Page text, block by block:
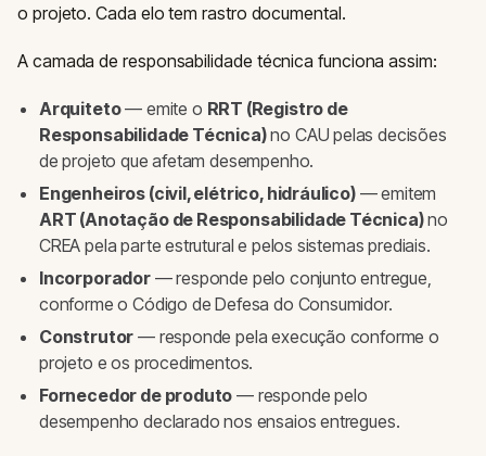
o projeto. Cada elo tem rastro documental.
A camada de responsabilidade técnica funciona assim:
Arquiteto— emite o RRT (Registro de
Responsabilidade Técnica)no CAU pelas decisões
de projeto que afetam desempenho.
Engenheiros (civil, elétrico, hidráulico)— emitem
ART (Anotação de Responsabilidade Técnica)no
CREA pela parte estrutural e pelos sistemas prediais.
Incorporador— responde pelo conjunto entregue,
conforme o Código de Defesa do Consumidor.
Construtor — responde pela execução conforme o
projeto e os procedimentos.
Fornecedor de produto — responde pelo
desempenho declarado nos ensaios entregues.